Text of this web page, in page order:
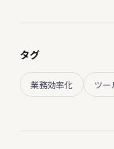
タグ
業務効率化 ツー